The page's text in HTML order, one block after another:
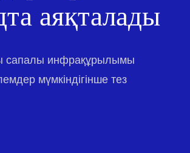
аяқталады
сапалы инфрақұрылымы
мүмкіндігінше тез